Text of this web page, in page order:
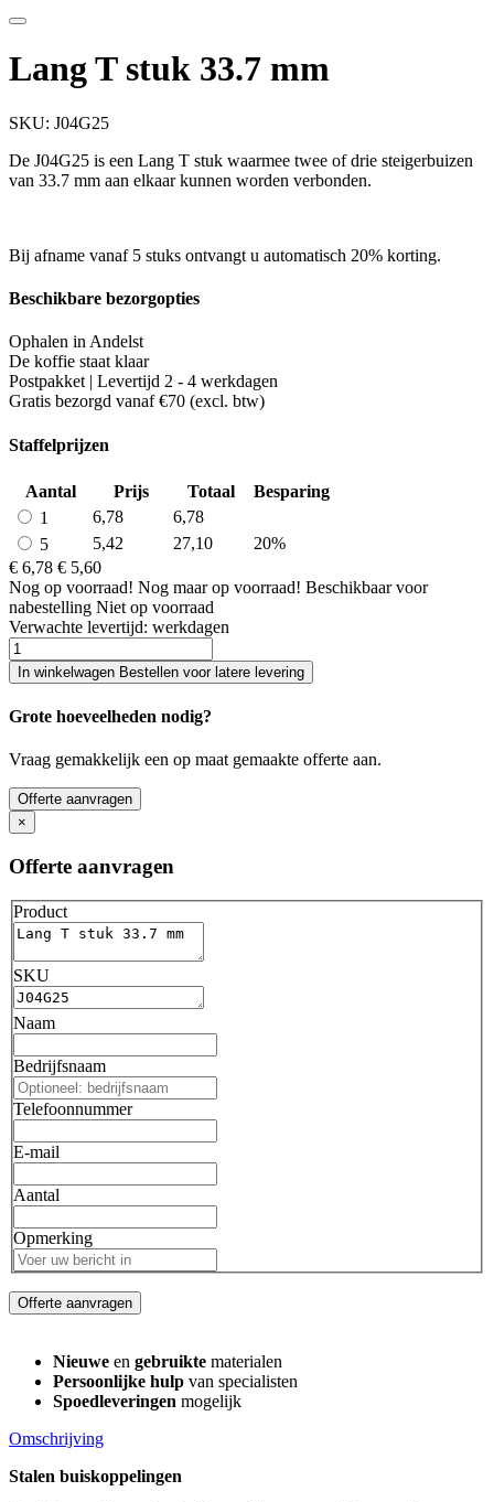
Lang T stuk 33.7 mm
SKU: J04G25
De J04G25 is een Lang T stuk waarmee twee of drie steigerbuizen
van 33.7 mm aan elkaar kunnen worden verbonden.
Bij afname vanaf 5 stuks ontvangt u automatisch 20% korting.
Beschikbare bezorgopties
Ophalen in Andelst
De koffie staat klaar
Postpakket | Levertijd 2 - 4 werkdagen
Gratis bezorgd vanaf €70 (excl. btw)
Staffelprijzen
Aantal Prijs Totaal
Besparing
1
6,78
6,78
5
5,42 27,10
20%
€ 6,78 € 5,60
Nog op voorraad! Nog maarop voorraad! Beschikbaar voor
nabestelling Niet op voorraad
Verwachte levertijd: werkdagen
In winkelwagen Bestellen voor latere levering
Grote hoeveelheden nodig?
Vraag gemakkelijk een op maat gemaakte offerte aan.
Offerte aanvragen
×
Offerte aanvragen
Product
SKU
Naam
Bedrijfsnaam
Telefoonnummer
E-mail
Aantal
Opmerking
Offerte aanvragen
Nieuwe en gebruikte materialen
Persoonlijke hulp van specialisten
Spoedleveringen mogelijk
Omschrijving
Stalen buiskoppelingen